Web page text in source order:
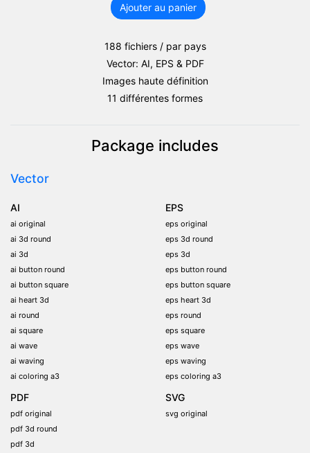
quantité
Set
complet
drapeau
Kirghizistan
Ajouter au panier
188 fichiers / par pays
Vector: AI, EPS & PDF
Images haute définition
11 différentes formes
Package includes
Vector
AI
ai original
ai 3d round
ai 3d
ai button round
ai button square
ai heart 3d
ai round
ai square
ai wave
ai waving
ai coloring a3
EPS
eps original
eps 3d round
eps 3d
eps button round
eps button square
eps heart 3d
eps round
eps square
eps wave
eps waving
eps coloring a3
PDF
pdf original
pdf 3d round
pdf 3d
SVG
svg original